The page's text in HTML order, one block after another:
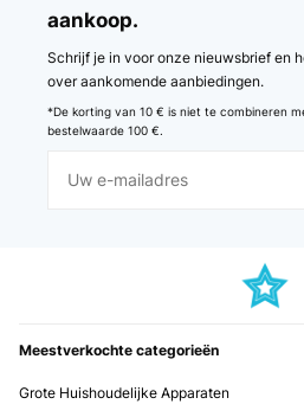
aankoop.
Schrijf je in voor onze nieuwsbrief en
over aankomende aanbiedingen.
*De korting van 10 € is niet te combineren
bestelwaarde 100 €.
Meestverkochte categorieën
Grote Huishoudelijke Apparaten